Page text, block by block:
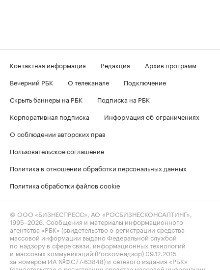
Контактная информация Редакция
Архив программ
Вечерний РБК
О телеканале
Подключение
Скрыть баннеры на РБК
Подписка на РБК
Корпоративная подписка
Информация об ограничениях
О соблюдении авторских прав
Пользовательское соглашение
Политика в отношении обработки персональных данных
Политика обработки файлов cookie
© ООО «БИЗНЕСПРЕСС», АО «РОСБИЗНЕСКОНСАЛТИНГ»,
1995–2026 . Сообщения и материалы информационного
агентства «РБК» (свидетельство о регистрации средства
массовой информации выдано Федеральной службой
по надзору в сфере связи, информационных технологий
и массовых коммуникаций (Роскомнадзор) 09.12.2015
за номером ИА №ФС77-63848) и сетевого издания «РБК»